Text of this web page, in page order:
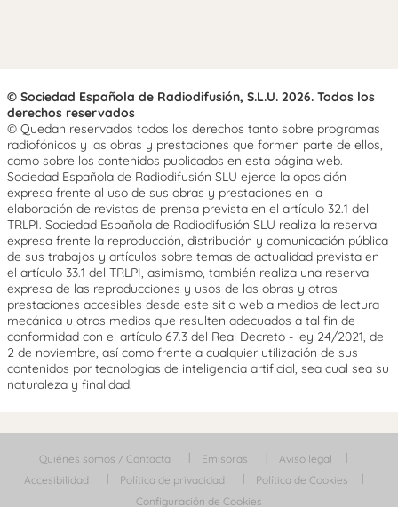
© Sociedad Española de Radiodifusión, S.L.U. 2026. Todos los
derechos reservados
© Quedan reservados todos los derechos tanto sobre programas
radiofónicos y las obras y prestaciones que formen parte de ellos,
como sobre los contenidos publicados en esta página web.
Sociedad Española de Radiodifusión SLU ejerce la oposición
expresa frente al uso de sus obras y prestaciones en la
elaboración de revistas de prensa prevista en el artículo 32.1 del
TRLPI. Sociedad Española de Radiodifusión SLU realiza la reserva
expresa frente la reproducción, distribución y comunicación pública
de sus trabajos y artículos sobre temas de actualidad prevista en
el artículo 33.1 del TRLPI, asimismo, también realiza una reserva
expresa de las reproducciones y usos de las obras y otras
prestaciones accesibles desde este sitio web a medios de lectura
mecánica u otros medios que resulten adecuados a tal fin de
conformidad con el artículo 67.3 del Real Decreto - ley 24/2021, de
2 de noviembre, así como frente a cualquier utilización de sus
contenidos por tecnologías de inteligencia artificial, sea cual sea su
naturaleza y finalidad.
Quiénes somos / Contacta Emisoras
Aviso legal
Accesibilidad
Política de privacidad
Política de Cookies
Configuración de Cookies